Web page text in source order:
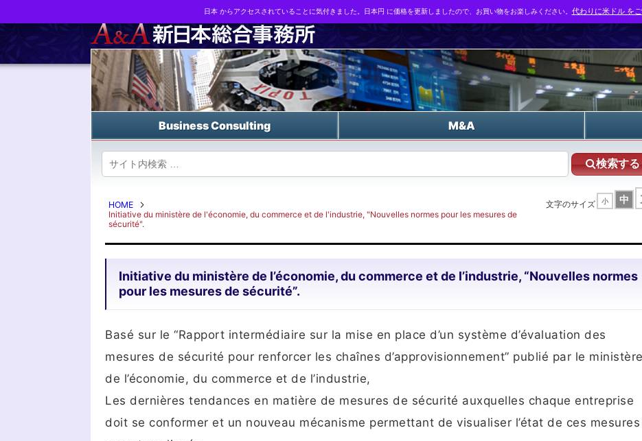
Business strategy reports, business matching and M&A in Japan
Business Consulting M&A
検索する
HOME
Initiative du ministère de l'économie, du commerce et de l'industrie, "Nouvelles normes pour les mesures de
sécurité".
文字のサイズ 小 中
Initiative du ministère de l’économie, du commerce et de l’industrie, “Nouvelles normes
pour les mesures de sécurité”.
Basé sur le “Rapport intermédiaire sur la mise en place d’un système d’évaluation des
mesures de sécurité pour renforcer les chaînes d’approvisionnement” publié par le ministère
de l’économie, du commerce et de l’industrie,
Les dernières tendances en matière de mesures de sécurité auxquelles chaque entreprise
doit se conformer et un nouveau mécanisme permettant de visualiser l’état de ces mesures
日本 からアクセスされていることに気付きました。日本円 に価格を更新しましたので、お買い物をお楽しみください。 代わりに米ドル をご